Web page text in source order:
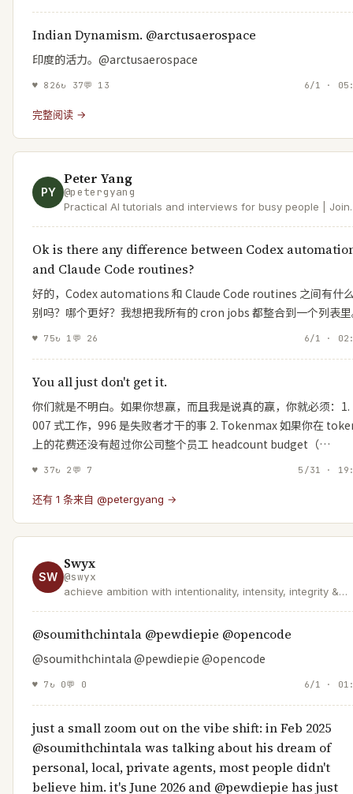
Indian Dynamism. @arctusaerospace
印度的活力。@arctusaerospace
♥ 826↻ 37💬 13 6/1 ·
完整阅读 →
PY
Peter Yang
@petergyang
Practical AI tutorials and interviews for busy people | Join
Ok is there any difference between Codex
and Claude Code routines?
好的，Codex automations 和 Claude Code routines 之间有什
别吗？哪个更好？我想把我所有的 cron jobs 都整合到一个列表
♥ 75↻ 1 💬 26 6/1 ·
You all just don't get it.
你们就是不明白。如果你想赢，而且我是说真的赢，你就必须：1.
007 式工作，996 是失败者才干的事 2. Tokenmax 如果你在
上的花费还没有超过你公司整个员工 headcount budget（…
♥ 37↻ 2 💬 7 5/31 ·
还有 1 条来自 @petergyang →
SW
Swyx
@swyx
achieve ambition with intentionality, intensity, integrity &
@soumithchintala @pewdiepie @opencode
@soumithchintala @pewdiepie @opencode
♥ 7↻ 0💬 0 6/1 ·
just a small zoom out on the vibe shift: in Feb 2025
@soumithchintala was talking about his dream of
personal, local, private agents, most people didn't
believe him. it's June 2026 and @pewdiepie has just